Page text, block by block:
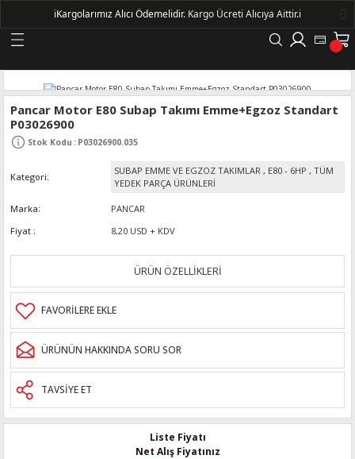
Geri Dön
Pancar Motor E80 Subap Takımı Emme+Egzoz Standart
P03026900
Stok Kodu : P03026900.035
Kategori
SUBAP EMME VE EGZOZ TAKIMLAR , E80 - 6HP , TÜM
YEDEK PARÇA ÜRÜNLERİ
Marka
PANCAR
Fiyat
8,20 USD + KDV
ÜRÜN ÖZELLİKLERİ
ÜRÜNÜN HAKKINDA SORU SOR
TAVSİYE ET
Liste Fiyatı
Net Alış Fiyatınız
ℹ️Kargolarımız Alıcı Ödemelidir. Kargo Ücreti Alıcıya Aittir.ℹ️